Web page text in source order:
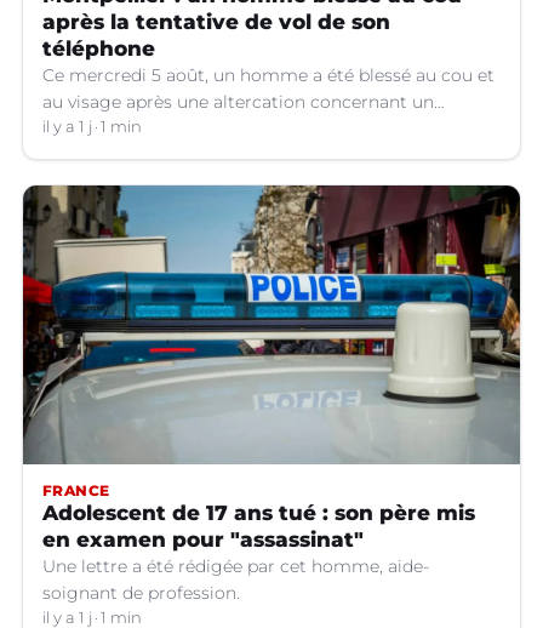
après la tentative de vol de son
téléphone
Ce mercredi 5 août, un homme a été blessé au cou et
au visage après une altercation concernant un
téléphone portable à Montpellier (Hérault).
il y a 1 j 1 min
FRANCE
Adolescent de 17 ans tué : son père mis
en examen pour "assassinat"
Une lettre a été rédigée par cet homme, aide-
soignant de profession.
il y a 1 j 1 min